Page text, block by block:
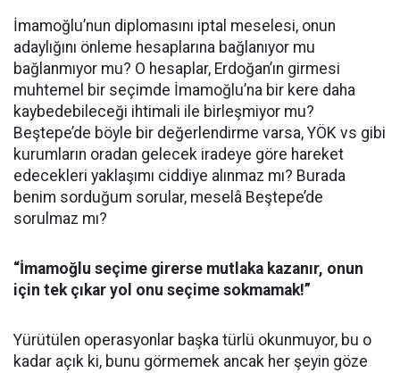
İmamoğlu’nun diplomasını iptal meselesi, onun
adaylığını önleme hesaplarına bağlanıyor mu
bağlanmıyor mu? O hesaplar, Erdoğan’ın girmesi
muhtemel bir seçimde İmamoğlu’na bir kere daha
kaybedebileceği ihtimali ile birleşmiyor mu?
Beştepe’de böyle bir değerlendirme varsa, YÖK vs gibi
kurumların oradan gelecek iradeye göre hareket
edecekleri yaklaşımı ciddiye alınmaz mı? Burada
benim sorduğum sorular, meselâ Beştepe’de
sorulmaz mı?
“İmamoğlu seçime girerse mutlaka kazanır, onun
için tek çıkar yol onu seçime sokmamak!”
Yürütülen operasyonlar başka türlü okunmuyor, bu o
kadar açık ki, bunu görmemek ancak her şeyin göze